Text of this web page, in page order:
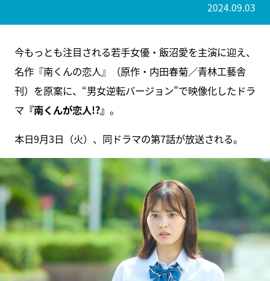
2024.09.03
今もっとも注目される若手女優・飯沼愛を主演に迎え、
名作『南くんの恋人』（原作・内田春菊／青林工藝舎
刊）を原案に、“男女逆転バージョン”で映像化したドラ
マ 『南くんが恋人!?』 。
本日9月3日（火）、同ドラマの第7話が放送される。